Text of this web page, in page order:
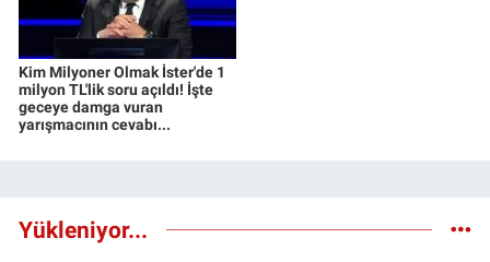
Kim Milyoner Olmak İster'de 1
milyon TL'lik soru açıldı! İşte
geceye damga vuran
yarışmacının cevabı...
Yükleniyor...